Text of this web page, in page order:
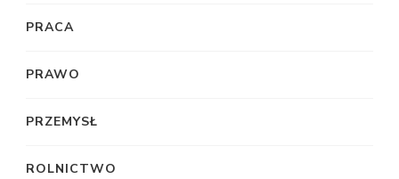
PRACA
PRAWO
PRZEMYSŁ
ROLNICTWO